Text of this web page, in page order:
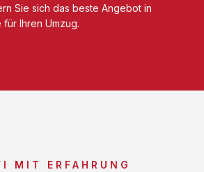
Sie sich das beste Angebot in
für Ihren Umzug.
MIT ERFAHRUNG